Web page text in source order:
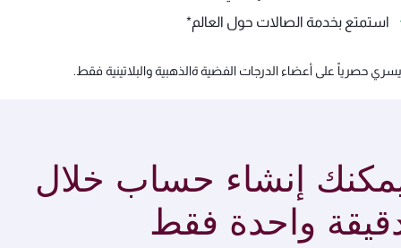
استمتع بخدمة الصالات حول العالم*
يسري حصرياً على أعضاء الدرجات الفضية ةالذهبية والبلاتينية فقط.
إنشاء حساب خلال
واحدة فقط